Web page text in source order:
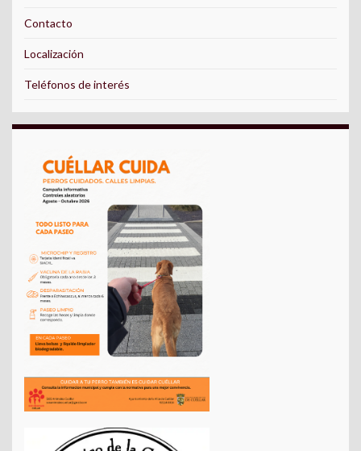
Contacto
Localización
Teléfonos de interés